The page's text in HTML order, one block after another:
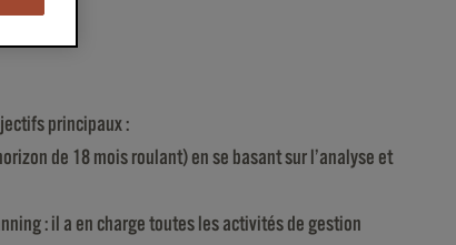
principaux :
de 18 mois roulant) en se basant sur l’analyse et
: il a en charge toutes les activités de gestion